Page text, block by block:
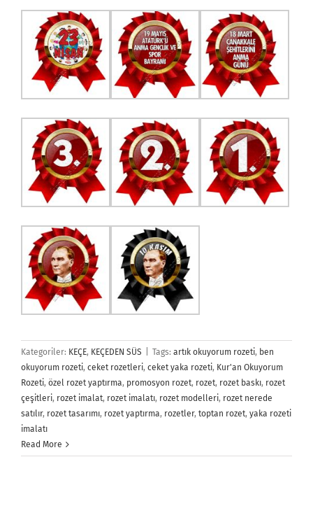
Kategoriler: KEÇE, KEÇEDEN SÜS Tags: artık okuyorum rozeti, ben
okuyorum rozeti, ceket rozetleri, ceket yaka rozeti, Kur'an Okuyorum
Rozeti, özel rozet yaptırma, promosyon rozet, rozet, rozet baskı, rozet
çeşitleri, rozet imalat, rozet imalatı, rozet modelleri, rozet nerede
satılır, rozet tasarımı, rozet yaptırma, rozetler, toptan rozet, yaka rozeti
imalatı
Read More